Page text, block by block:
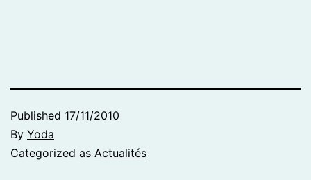
Published 17/11/2010
By Yoda
Categorized as Actualités